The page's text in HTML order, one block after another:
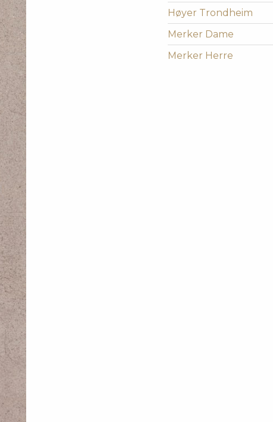
Høyer Trondheim
Merker Dame
Merker Herre